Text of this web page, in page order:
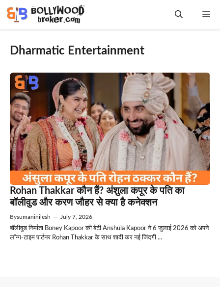
Dharmatic Entertainment
Rohan Thakkar कौन हैं? अंशुला कपूर के पति का
बॉलीवुड और करण जौहर से क्या है कनेक्शन
Bysumaninilesh — July 7, 2026
बॉलीवुड निर्माता Boney Kapoor की बेटी Anshula Kapoor ने 6 जुलाई 2026 को अपने
लॉन्ग-टाइम पार्टनर Rohan Thakkar के साथ शादी कर नई जिंदगी ...